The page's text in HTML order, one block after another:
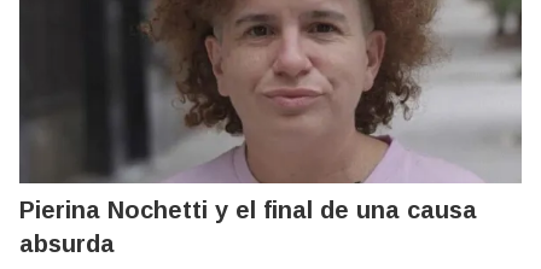
Pierina Nochetti y el final de una causa
absurda